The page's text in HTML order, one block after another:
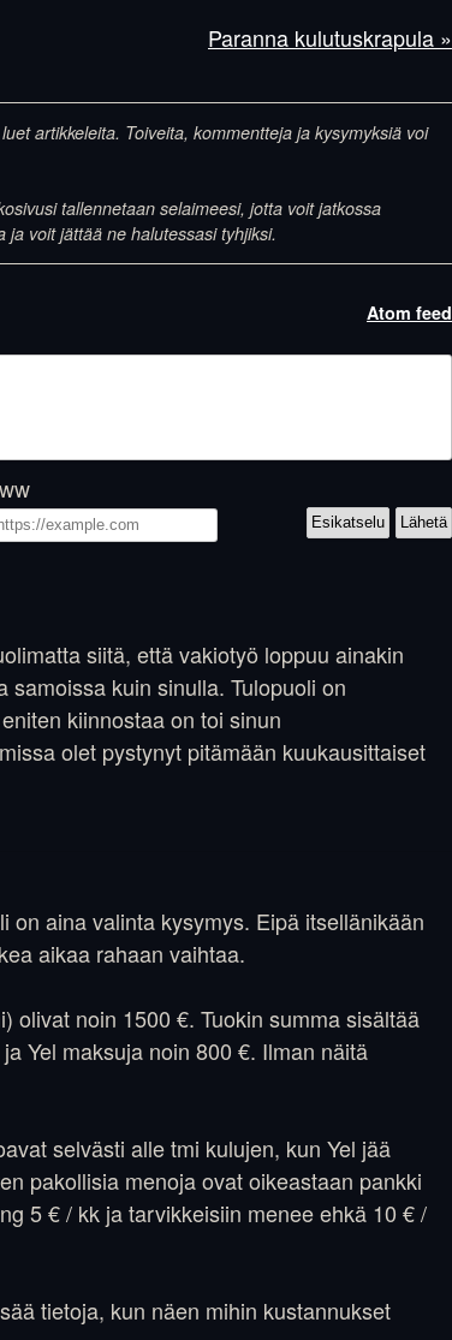
Paranna kulutuskrapula »
artikkeleita. Toiveita, kommentteja ja kysymyksiä voi
tallennetaan selaimeesi, jotta voit jatkossa
voit jättää ne halutessasi tyhjiksi.
Atom feed
siitä, että vakiotyö loppuu ainakin
kuin sinulla. Tulopuoli on
kiinnostaa on toi sinun
olet pystynyt pitämään kuukausittaiset
on aina valinta kysymys. Eipä itsellänikään
aikaa rahaan vaihtaa.
olivat noin 1500 €. Tuokin summa sisältää
Yel maksuja noin 800 €. Ilman näitä
selvästi alle tmi kulujen, kun Yel jää
pakollisia menoja ovat oikeastaan pankki
5 € / kk ja tarvikkeisiin menee ehkä 10 € /
tietoja, kun näen mihin kustannukset